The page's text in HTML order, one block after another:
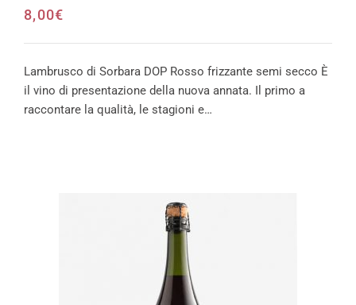
8,00€
Lambrusco di Sorbara DOP Rosso frizzante semi secco È
il vino di presentazione della nuova annata. Il primo a
raccontare la qualità, le stagioni e…